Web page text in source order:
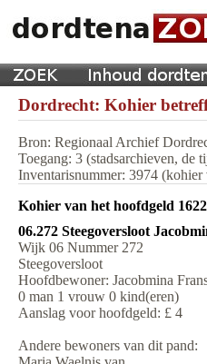
Dordrecht: Kohier
Bron: Regionaal Archief
Toegang: 3 (stadsarchieven, de
Inventarisnummer: 3974
Kohier van het hoofdgeld
06.272 Steegoversloot
Wijk 06 Nummer 272
Steegoversloot
Hoofdbewoner: Jacobmina
0 man 1 vrouw 0 kind(eren)
Aanslag voor hoofdgeld: £ 4
Andere bewoners van dit pand: